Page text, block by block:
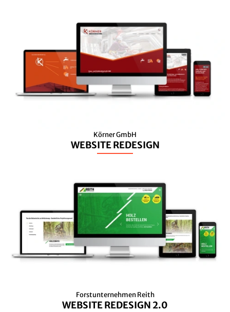
Körner GmbH
WEBSITE REDESIGN
Forstunternehmen Reith
WEBSITE REDESIGN 2.0